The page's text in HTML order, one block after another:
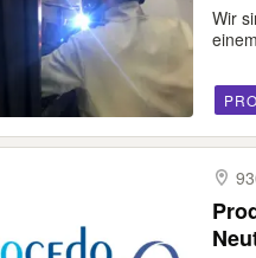
Wir
PRO